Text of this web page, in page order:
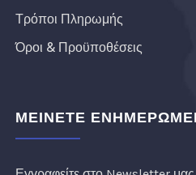
Τρόποι Πληρωμής
Όροι & Προϋποθέσεις
ΜΕΙΝΕΤΕ